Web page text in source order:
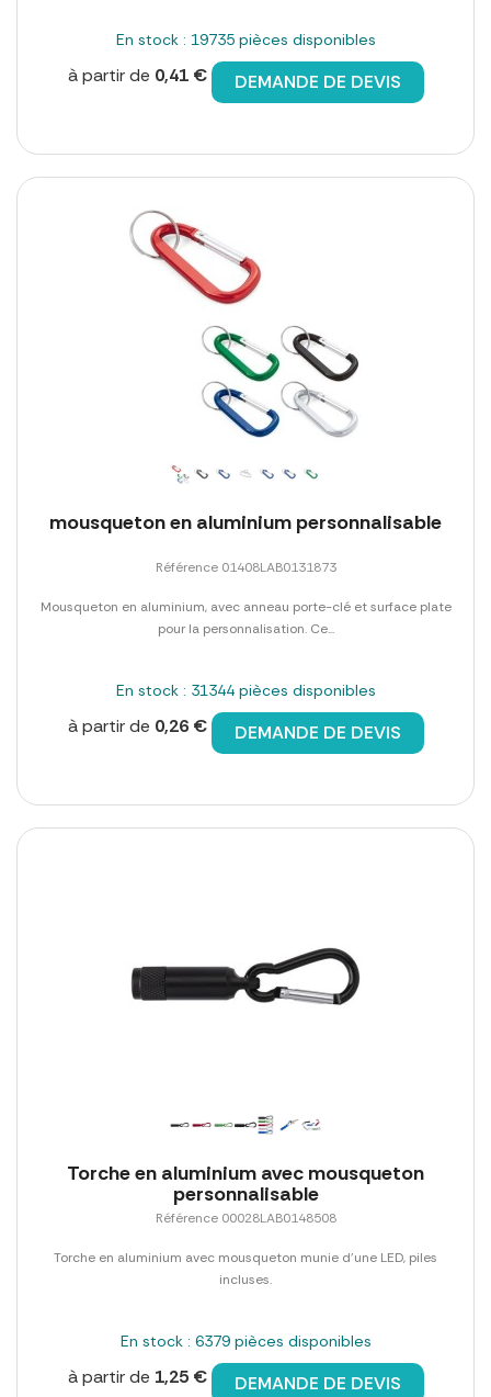
En stock : 19735 pièces disponibles
à partir de 0,41 € DEMANDE DE DEVIS
mousqueton en aluminium personnalisable
Référence 01408LAB0131873
Mousqueton en aluminium, avec anneau porte-clé et surface plate
pour la personnalisation. Ce...
En stock : 31344 pièces disponibles
à partir de 0,26 € DEMANDE DE DEVIS
Torche en aluminium avec mousqueton
personnalisable
Référence 00028LAB0148508
Torche en aluminium avec mousqueton munie d'une LED, piles
incluses.
En stock : 6379 pièces disponibles
à partir de 1,25 € DEMANDE DE DEVIS